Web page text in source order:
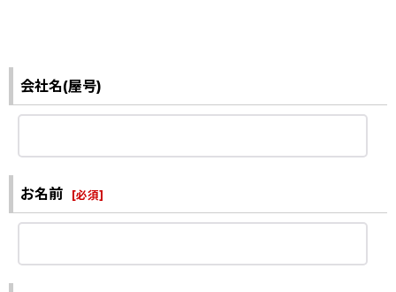
会社名(屋号)
お名前 [必須]